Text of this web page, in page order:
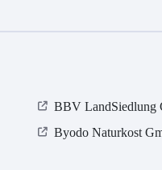
BBV LandSiedlung
Byodo Naturkost